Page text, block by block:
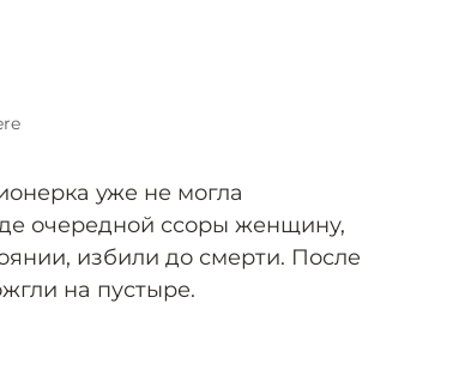
уже не могла
очередной ссоры женщину,
избили до смерти. После
на пустыре.